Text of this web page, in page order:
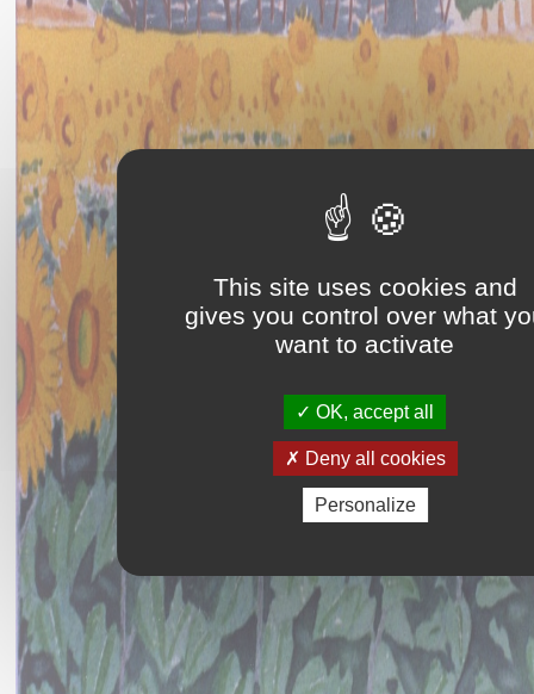
This site uses cookies and
gives you control over what
want to activate
OK, accept all
Deny all cookies
Personalize